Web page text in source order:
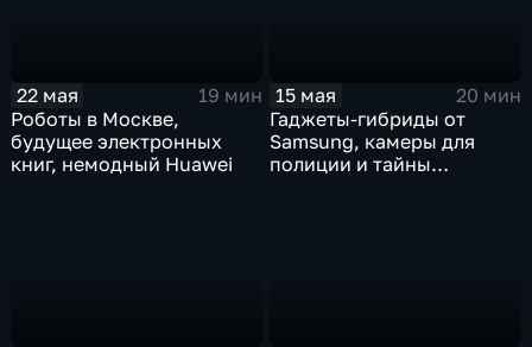
22 мая
19 мин
Роботы в Москве,
будущее электронных
книг, немодный Huawei
15 мая
20 мин
Гаджеты-гибриды от
Samsung, камеры для
полиции и тайны